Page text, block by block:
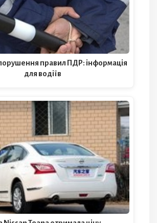
правил ПДР: інформація
для водіїв